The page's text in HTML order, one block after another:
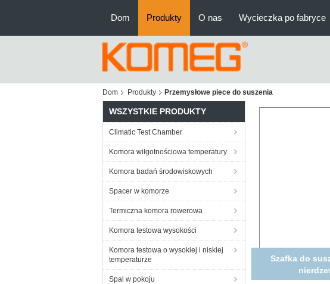
Dom Produkty O nas Wycieczka po fabryce
Dom Produkty Przemysłowe piece do suszenia
WSZYSTKIE PRODUKTY
Climatic Test Chamber
Komora wilgotnościowa temperatury
Komora badań środowiskowych
Spacer w komorze
Termiczna komora rowerowa
Komora testowa wysokości
Komora testowa o wysokiej i niskiej
temperaturze
Spal w pokoju
Duża